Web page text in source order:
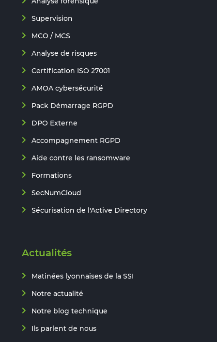
Supervision
MCO / MCS
Analyse de risques
Certification ISO 27001
AMOA cybersécurité
Pack Démarrage RGPD
DPO Externe
Accompagnement RGPD
Aide contre les ransomware
Formations
SecNumCloud
Sécurisation de l'Active Directory
Actualités
Matinées lyonnaises de la SSI
Notre actualité
Notre blog technique
Ils parlent de nous